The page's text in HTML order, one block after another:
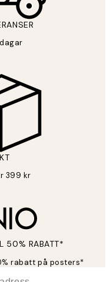
399 kr
50% RABATT*
rabatt på posters*